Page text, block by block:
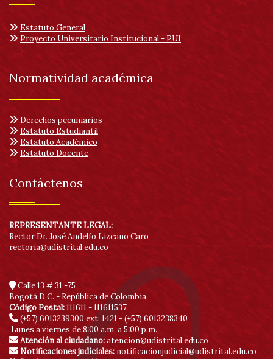
Estatuto General
Proyecto Universitario Institucional - PUI
Normatividad académica
Derechos pecuniarios
Estatuto Estudiantil
Estatuto Académico
Estatuto Docente
Contáctenos
REPRESENTANTE LEGAL:
Rector Dr. José Andelfo Lizcano Caro
rectoria@udistrital.edu.co
Calle 13 # 31 -75
Bogotá D.C. - República de Colombia
Código Postal:111611 - 111611537
(+57) 6013239300 ext: 1421 - (+57) 6013238340
Lunes a viernes de 8:00 a.m. a 5:00 p.m.
Atención al ciudadano:atencion@udistrital.edu.co
Notificaciones judiciales: notificacionjudicial@udistrital.edu.co